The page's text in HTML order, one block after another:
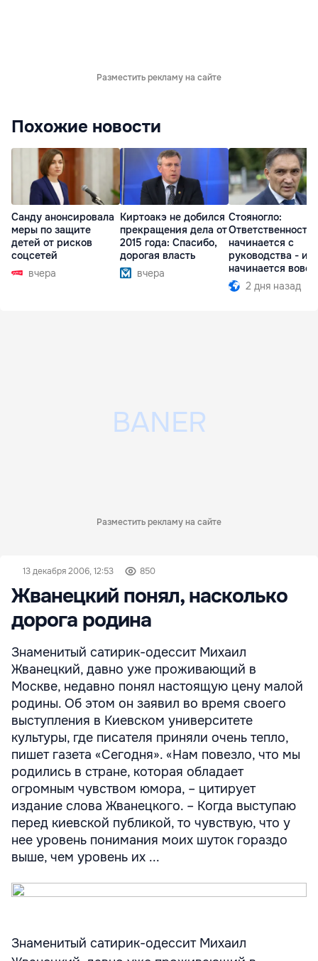
Разместить рекламу на сайте
Похожие новости
Санду анонсировала
меры по защите
детей от рисков
соцсетей
вчера
Киртоакэ не добился
прекращения дела от
2015 года: Спасибо,
дорогая власть
вчера
Стояногло:
Ответственность
начинается с
руководства -
начинается вовсе
2 дня назад
Разместить рекламу на сайте
13 декабря 2006, 12:53 850
Жванецкий понял, насколько
дорога родина
Знаменитый сатирик-одессит Михаил
Жванецкий, давно уже проживающий в
Москве, недавно понял настоящую цену малой
родины. Об этом он заявил во время своего
выступления в Киевском университете
культуры, где писателя приняли очень тепло,
пишет газета «Сегодня». «Нам повезло, что мы
родились в стране, которая обладает
огромным чувством юмора, – цитирует
издание слова Жванецкого. – Когда выступаю
перед киевской публикой, то чувствую, что у
нее уровень понимания моих шуток гораздо
выше, чем уровень их ...
Знаменитый сатирик-одессит Михаил